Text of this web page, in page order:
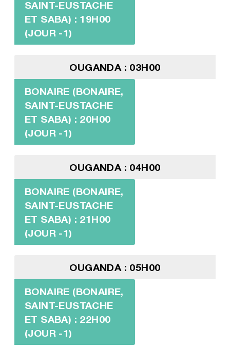
SAINT-EUSTACHE
ET SABA) : 19H00
(JOUR -1)
OUGANDA : 03H00
BONAIRE (BONAIRE,
SAINT-EUSTACHE
ET SABA) : 20H00
(JOUR -1)
OUGANDA : 04H00
BONAIRE (BONAIRE,
SAINT-EUSTACHE
ET SABA) : 21H00
(JOUR -1)
OUGANDA : 05H00
BONAIRE (BONAIRE,
SAINT-EUSTACHE
ET SABA) : 22H00
(JOUR -1)